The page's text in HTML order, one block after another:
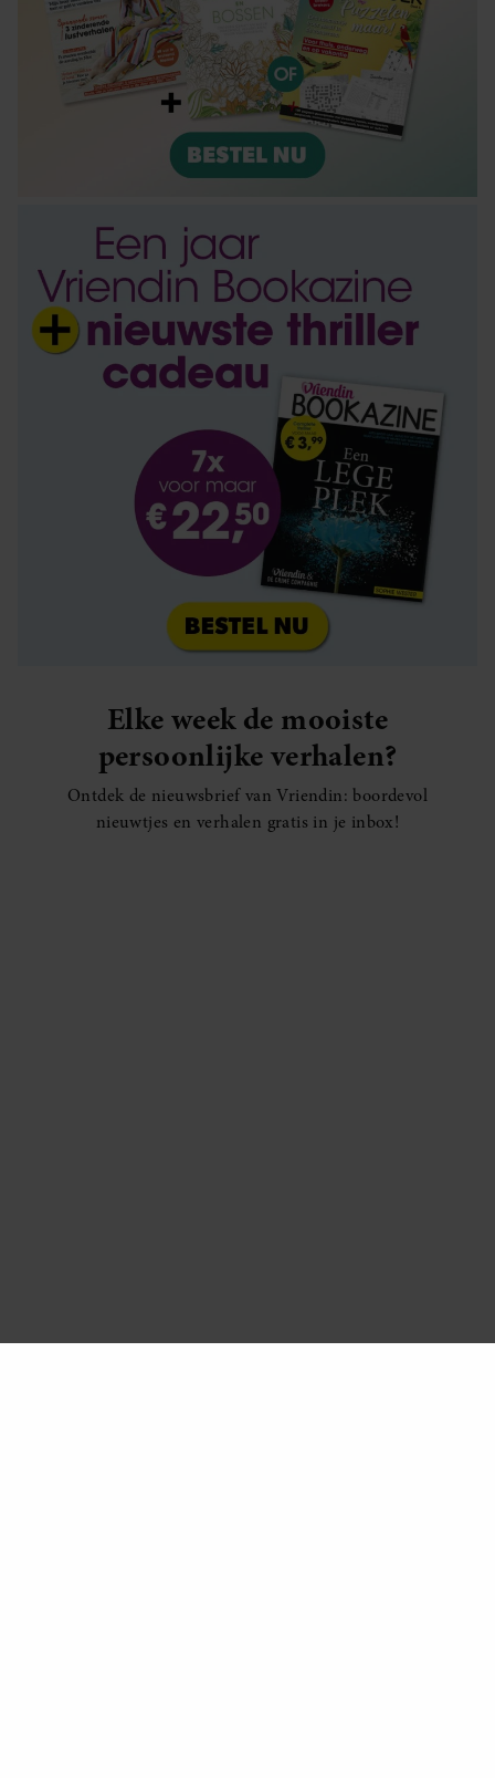
Elke week de mooiste
persoonlijke verhalen?
Ontdek de nieuwsbrief van Vriendin: boordevol
nieuwtjes en verhalen gratis in je inbox!